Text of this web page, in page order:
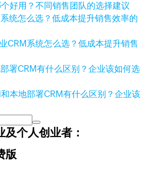
好用？不同销售团队的选择建议
CRM系统怎么选？低成本提升销售
本地部署CRM有什么区别？企业该
及个人创业者：
版